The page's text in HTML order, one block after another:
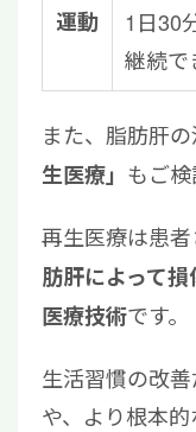
運動
1日30
継続で
また、脂肪肝
生医療」 もご検
再生医療は患者
肪肝によって
医療技術です。
生活習慣の改
や、より根本